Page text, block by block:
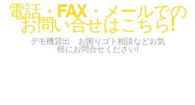
デモ機貸出 お困りゴト相談などお気
軽にお問合せください!
電話・FAX・メールでの
お問い合せはこちら!